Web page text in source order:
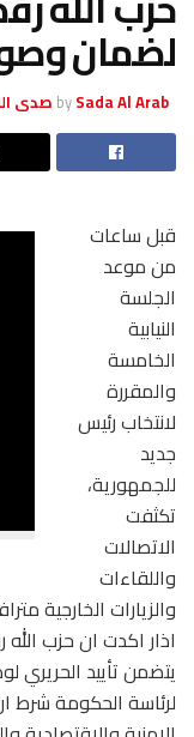
لضمان
bySada Al Arab صدى العرب
قبل ساعات
من موعد
الجلسة
النيابية
الخامسة
والمقررة
لانتخاب رئيس
جديد
للجمهورية،
تكثفت
الاتصالات
واللقاءات
اذار اكدت ان حزب
يتضمن تأييد
لرئاسة الحكومة شرط